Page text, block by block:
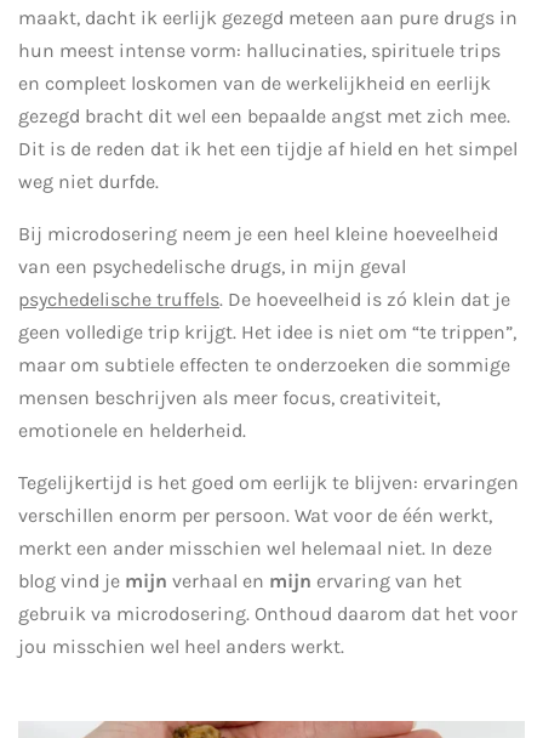
maakt, dacht ik eerlijk gezegd meteen aan pure drugs in
hun meest intense vorm: hallucinaties, spirituele trips
en compleet loskomen van de werkelijkheid en eerlijk
gezegd bracht dit wel een bepaalde angst met zich mee.
Dit is de reden dat ik het een tijdje af hield en het simpel
weg niet durfde.
Bij microdosering neem je een heel kleine hoeveelheid
van een psychedelische drugs, in mijn geval
psychedelische truffels. De hoeveelheid is zó klein dat je
geen volledige trip krijgt. Het idee is niet om “te trippen”,
maar om subtiele effecten te onderzoeken die sommige
mensen beschrijven als meer focus, creativiteit,
emotionele en helderheid.
Tegelijkertijd is het goed om eerlijk te blijven: ervaringen
verschillen enorm per persoon. Wat voor de één werkt,
merkt een ander misschien wel helemaal niet. In deze
blog vind je mijn verhaal en mijn ervaring van het
gebruik va microdosering. Onthoud daarom dat het voor
jou misschien wel heel anders werkt.